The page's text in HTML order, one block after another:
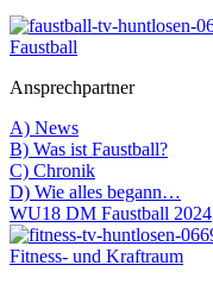
Faustball
Ansprechpartner
A) News
B) Was ist Faustball?
C) Chronik
D) Wie alles begann…
WU18 DM Faustball 2024
Fitness- und Kraftraum